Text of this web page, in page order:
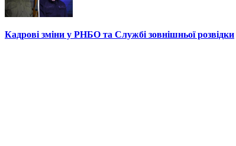
Кадрові зміни у РНБО та Службі зовнішньої розвідки